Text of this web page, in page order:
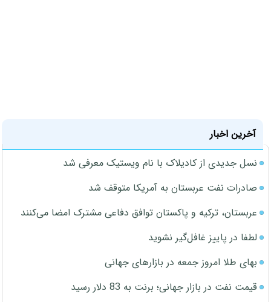
آخرین اخبار
نسل جدیدی از کادیلاک با نام ویستیک معرفی شد
صادرات نفت عربستان به آمریکا متوقف شد
عربستان، ترکیه و پاکستان توافق دفاعی مشترک امضا می‌کنند
لطفا در پاییز غافل‌گیر نشوید
بهای طلا امروز جمعه در بازارهای جهانی
قیمت نفت در بازار جهانی؛ برنت به 83 دلار رسید